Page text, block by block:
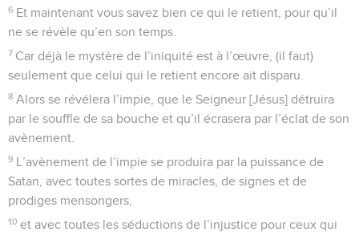
6 Et maintenant vous savez bien ce qui le retient, pour qu’il
ne se révèle qu’en son temps.
7 Car déjà le mystère de l’iniquité est à l’œuvre, (il faut)
seulement que celui qui le retient encore ait disparu.
8 Alors se révélera l’impie, que le Seigneur [Jésus] détruira
par le souffle de sa bouche et qu’il écrasera par l’éclat de son
avènement.
9 L’avènement de l’impie se produira par la puissance de
Satan, avec toutes sortes de miracles, de signes et de
prodiges mensongers,
10 et avec toutes les séductions de l’injustice pour ceux qui